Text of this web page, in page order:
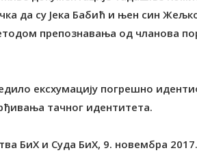
да су Јека Бабић и њен син
препознавања од чланова
ексхумацију погрешно
тачног идентитета.
БиХ и Суда БиХ, 9. новембра